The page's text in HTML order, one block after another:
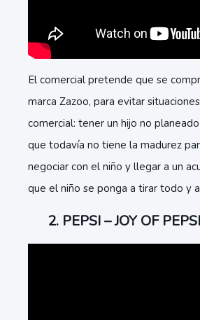
El comercial pretende que se
marca Zazoo, para evitar
comercial: tener un hijo no
que todavía no tiene la madurez
negociar con el niño y llegar a un
que el niño se ponga a tirar todo y
2. PEPSI – JOY OF PEPSI